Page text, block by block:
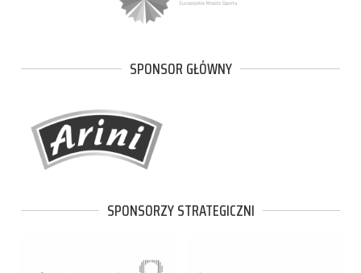
SPONSOR GŁÓWNY
SPONSORZY STRATEGICZNI